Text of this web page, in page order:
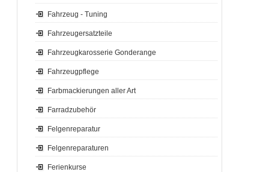
Fahrzeug - Tuning
Fahrzeugersatzteile
Fahrzeugkarosserie Gonderange
Fahrzeugpflege
Farbmackierungen aller Art
Farradzubehör
Felgenreparatur
Felgenreparaturen
Ferienkurse